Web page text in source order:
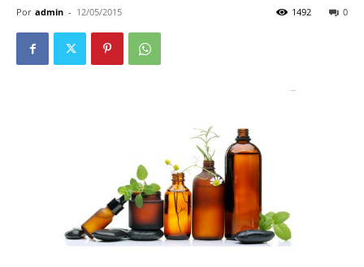
Por admin - 12/05/2015 0
1492